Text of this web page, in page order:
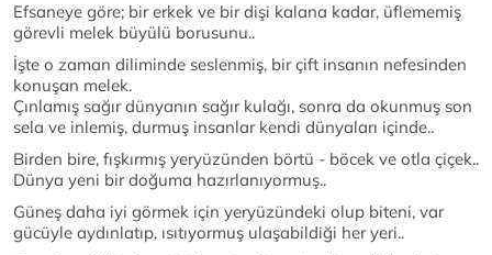
Efsaneye göre; bir erkek ve bir dişi kalana kadar, üflememiş
görevli melek büyülü borusunu..
İşte o zaman diliminde seslenmiş, bir çift insanın nefesinden
konuşan melek.
Çınlamış sağır dünyanın sağır kulağı, sonra da okunmuş son
sela ve inlemiş, durmuş insanlar kendi dünyaları içinde..
Birden bire, fışkırmış yeryüzünden börtü - böcek ve otla çiçek..
Dünya yeni bir doğuma hazırlanıyormuş..
Güneş daha iyi görmek için yeryüzündeki olup biteni, var
gücüyle aydınlatıp, ısıtıyormuş ulaşabildiği her yeri..